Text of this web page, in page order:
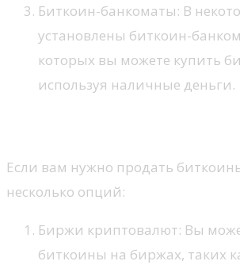
Биткоин-банкоматы: В
установлены биткоин-
которых вы можете купить
используя наличные деньги.
Если вам нужно продать
несколько опций:
Биржи криптовалют: Вы
биткоины на биржах, таких